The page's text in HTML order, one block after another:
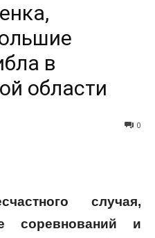
в
области
0
случая,
соревнований и